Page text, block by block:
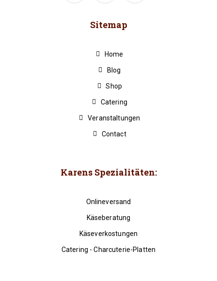
Sitemap
Home
Blog
Shop
Catering
Veranstaltungen
Contact
Karens Spezialitäten:
Onlineversand
Käseberatung
Käseverkostungen
Catering - Charcuterie-Platten